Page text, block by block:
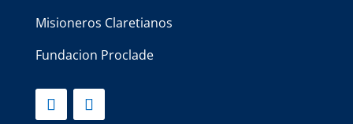
Misioneros Claretianos
Fundacion Proclade